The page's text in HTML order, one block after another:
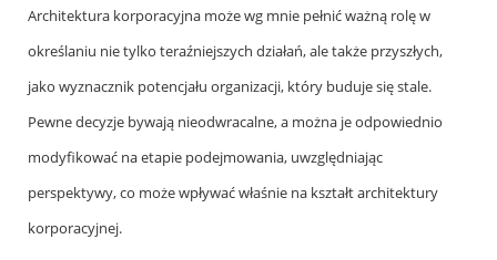
Architektura korporacyjna może wg mnie pełnić ważną rolę w
określaniu nie tylko teraźniejszych działań, ale także przyszłych,
jako wyznacznik potencjału organizacji, który buduje się stale.
Pewne decyzje bywają nieodwracalne, a można je odpowiednio
modyfikować na etapie podejmowania, uwzględniając
perspektywy, co może wpływać właśnie na kształt architektury
korporacyjnej.